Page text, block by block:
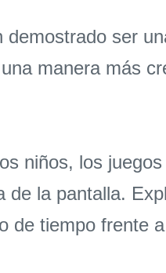
ser
manera más
niños, los
de la pantalla.
de tiempo frente